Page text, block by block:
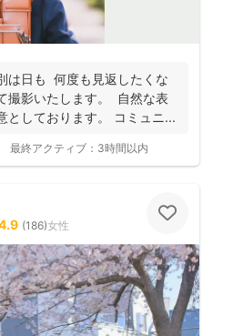
は日も 何度も見返したくな
撮影いたします。 自然な表
としております。 コミュニ...
最終アクティブ： 3時間以内
(186)女性